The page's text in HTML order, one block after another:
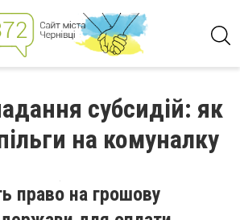
субсидій: як
на комуналку
право на грошову